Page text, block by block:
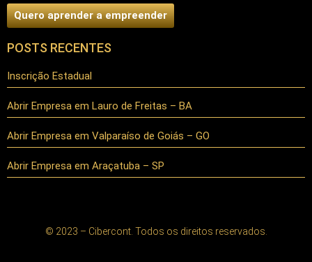
Quero aprender a empreender
POSTS RECENTES
Inscrição Estadual
Abrir Empresa em Lauro de Freitas – BA
Abrir Empresa em Valparaíso de Goiás – GO
Abrir Empresa em Araçatuba – SP
© 2023 – Cibercont. Todos os direitos reservados.